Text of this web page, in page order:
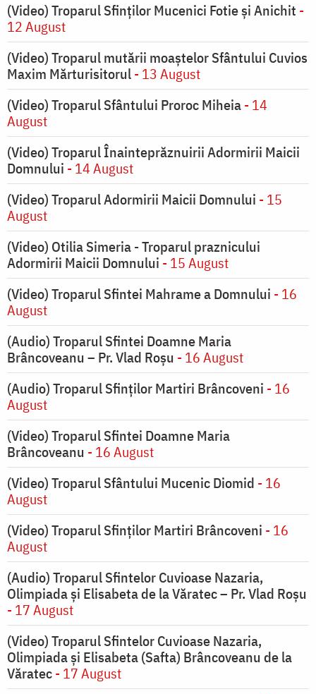
(Video) Troparul Sfinților Mucenici Fotie și Anichit -
12 August
(Video) Troparul mutării moaștelor Sfântului Cuvios
Maxim Mărturisitorul- 13 August
(Video) Troparul Sfântului Proroc Miheia- 14
August
(Video) Troparul Înainteprăznuirii Adormirii Maicii
Domnului - 14 August
(Video) Troparul Adormirii Maicii Domnului - 15
August
(Video) Otilia Simeria - Troparul praznicului
Adormirii Maicii Domnului - 15 August
(Video) Troparul Sfintei Mahrame a Domnului - 16
August
(Audio) Troparul Sfintei Doamne Maria
Brâncoveanu – Pr. Vlad Roșu - 16 August
(Audio) Troparul Sfinților Martiri Brâncoveni - 16
August
(Video) Troparul Sfintei Doamne Maria
Brâncoveanu - 16 August
(Video) Troparul Sfântului Mucenic Diomid - 16
August
(Video) Troparul Sfinților Martiri Brâncoveni - 16
August
(Audio) Troparul Sfintelor Cuvioase Nazaria,
Olimpiada și Elisabeta de la Văratec – Pr. Vlad Roșu
- 17 August
(Video) Troparul Sfintelor Cuvioase Nazaria,
Olimpiada și Elisabeta (Safta) Brâncoveanu de la
Văratec- 17 August